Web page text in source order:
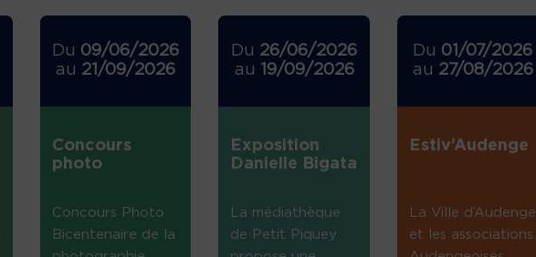
Du 09/06/2026
au 21/09/2026
Concours
photo
Concours Photo
Bicentenaire de la
Du 26/06/2026
au 19/09/2026
Exposition
Danielle Bigata
La médiathèque
de Petit Piquey
Du 01/07/2026
au 27/08/2026
Estiv’Audenge
La Ville d’Audenge
et les associations